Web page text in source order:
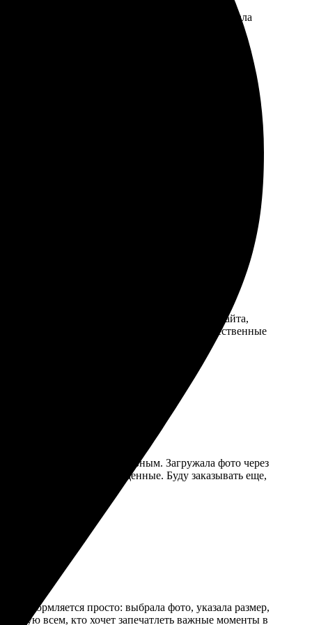
оформления прост: загрузила фото, выбрала
лучше, чем ожидала. Доставка была
разместить заказ, а сотрудник оперативно ответила
своего дела. Обязательно вернусь еще!
пришло очень быстро. Удобный интерфейс сайта,
всем, кто любит красивые и качественные
простым и интуитивным. Загружала фото через
цвета яркие и насыщенные. Буду заказывать еще,
оформляется просто: выбрала фото, указала размер,
всем, кто хочет запечатлеть важные моменты в